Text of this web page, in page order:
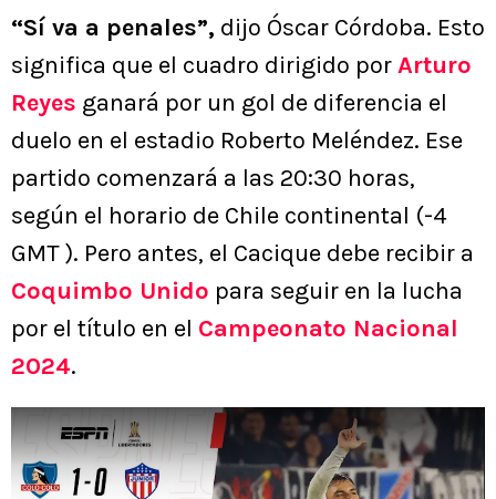
“Sí va a penales”, dijo Óscar Córdoba. Esto
significa que el cuadro dirigido porArturo
Reyes ganará por un gol de diferencia el
duelo en el estadio Roberto Meléndez. Ese
partido comenzará a las 20:30 horas,
según el horario de Chile continental (-4
GMT ). Pero antes, el Cacique debe recibir a
Coquimbo Unido para seguir en la lucha
por el título en el Campeonato Nacional
2024.